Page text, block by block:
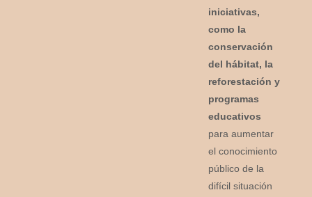
iniciativas,
como la
conservación
del hábitat, la
reforestación y
programas
educativos
para aumentar
el conocimiento
público de la
difícil situación